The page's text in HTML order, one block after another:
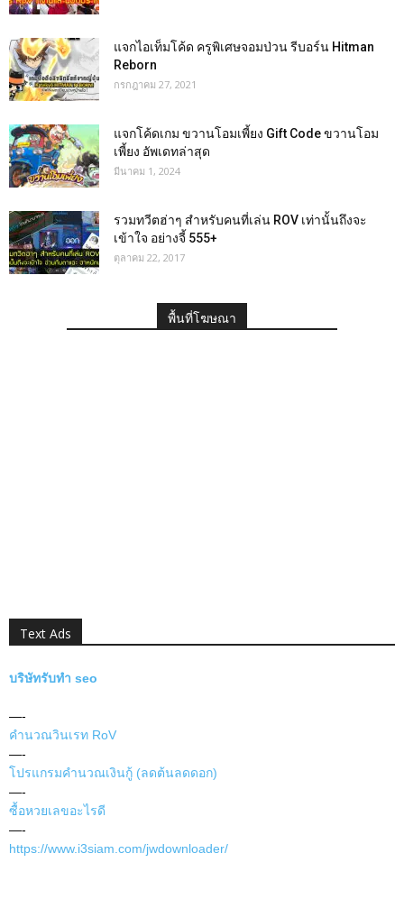
แจกไอเท็มโค้ด ครูพิเศษจอมป่วน รีบอร์น Hitman
Reborn
กรกฎาคม 27, 2021
แจกโค้ดเกม ขวานโอมเพี้ยง Gift Code ขวานโอม
เพี้ยง อัพเดทล่าสุด
มีนาคม 1, 2024
รวมทวีตฮ่าๆ สำหรับคนที่เล่น ROV เท่านั้นถึงจะ
เข้าใจ อย่างจี้ 555+
ตุลาคม 22, 2017
พื้นที่โฆษณา
Text Ads
บริษัทรับทำ seo
—-
คำนวณวินเรท RoV
—-
โปรแกรมคำนวณเงินกู้ (ลดต้นลดดอก)
—-
ซื้อหวยเลขอะไรดี
—-
https://www.i3siam.com/jwdownloader/